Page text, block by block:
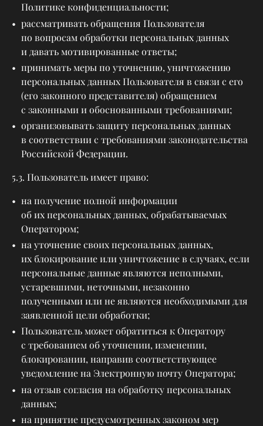
Политике конфиденциальности;
рассматривать обращения Пользователя
по вопросам обработки персональных данных
и давать мотивированные ответы;
принимать меры по уточнению, уничтожению
персональных данных Пользователя в связи с его
(его законного представителя) обращением
с законными и обоснованными требованиями;
организовывать защиту персональных данных
в соответствии с требованиями законодательства
Российской Федерации.
5.3. Пользователь имеет право:
на получение полной информации
об их персональных данных, обрабатываемых
Оператором;
на уточнение своих персональных данных,
их блокирование или уничтожение в случаях, если
персональные данные являются неполными,
устаревшими, неточными, незаконно
полученными или не являются необходимыми для
заявленной цели обработки;
Пользователь может обратиться к Оператору
с требованием об уточнении, изменении,
блокировании, направив соответствующее
уведомление на Электронную почту Оператора;
на отзыв согласия на обработку персональных
данных;
на принятие предусмотренных законом мер